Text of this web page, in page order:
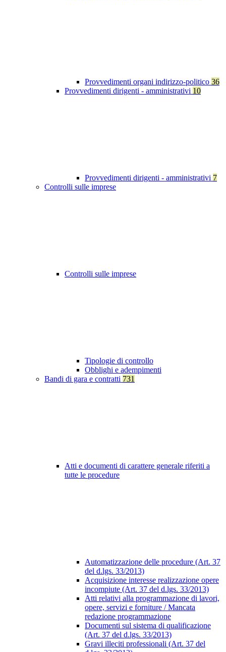
Provvedimenti organi indirizzo-politico 36
Provvedimenti dirigenti - amministrativi 10
Provvedimenti dirigenti - amministrativi 7
Controlli sulle imprese
Controlli sulle imprese
Tipologie di controllo
Obblighi e adempimenti
Bandi di gara e contratti 731
Atti e documenti di carattere generale riferiti a
tutte le procedure
Automatizzazione delle procedure (Art. 37
del d.lgs. 33/2013)
Acquisizione interesse realizzazione opere
incompiute (Art. 37 del d.lgs. 33/2013)
Atti relativi alla programmazione di lavori,
opere, servizi e forniture / Mancata
redazione programmazione
Documenti sul sistema di qualificazione
(Art. 37 del d.lgs. 33/2013)
Gravi illeciti professionali (Art. 37 del